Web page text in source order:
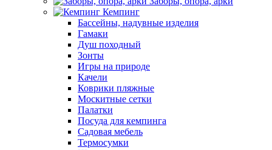
Кемпинг
Бассейны, надувные изделия
Гамаки
Душ походный
Зонты
Игры на природе
Качели
Коврики пляжные
Москитные сетки
Палатки
Посуда для кемпинга
Садовая мебель
Термосумки